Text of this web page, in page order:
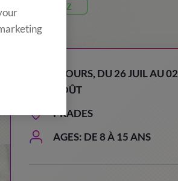
code 26P3Z
8 JOURS, DU 26 JUIL AU 02
AOÛT
PRADES
AGES: DE 8 À 15 ANS